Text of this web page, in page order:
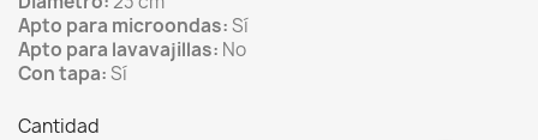
Apto para microondas:Sí
Apto para lavavajillas: No
Con tapa:Sí
Cantidad